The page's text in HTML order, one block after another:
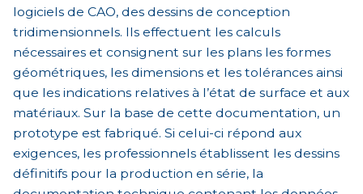
logiciels de CAO, des dessins de conception
tridimensionnels. Ils effectuent les calculs
nécessaires et consignent sur les plans les formes
géométriques, les dimensions et les tolérances ainsi
que les indications relatives à l’état de surface et aux
matériaux. Sur la base de cette documentation, un
prototype est fabriqué. Si celui-ci répond aux
exigences, les professionnels établissent les dessins
définitifs pour la production en série, la